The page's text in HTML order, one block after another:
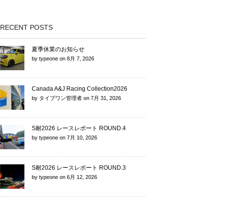
RECENT POSTS
夏季休業のお知らせ
by typeone on 8月 7, 2026
Canada A&J Racing Collection2026
by タイプワン管理者 on 7月 31, 2026
S耐2026 レースレポート ROUND.4
by typeone on 7月 10, 2026
S耐2026 レースレポート ROUND.3
by typeone on 6月 12, 2026